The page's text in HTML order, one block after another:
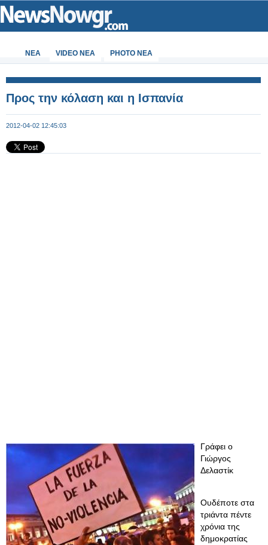
ΝΕΑ VIDEO NEA PHOTO NEA
Προς την κόλαση και η Ισπανία
2012-04-02 12:45:03
Γράφει ο
Γιώργος
Δελαστίκ
Ουδέποτε στα
τριάντα πέντε
χρόνια της
δημοκρατίας